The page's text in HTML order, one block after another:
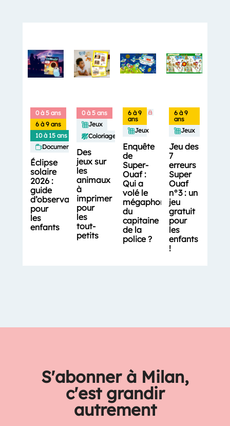
0 à 5 ans
6 à 9 ans
10 à 15 ans
Documentaires
Éclipse
solaire
2026 :
guide
d’observation
pour
les
enfants
0 à 5 ans
Jeux
Coloriages
Des
jeux sur
les
animaux
à
imprimer
pour
les
tout-
petits
6 à 9
ans
Jeux
Enquête
de
Super-
Ouaf :
Qui a
volé le
mégaphone
du
capitaine
de la
police ?
6 à 9
ans
Jeux
Jeu des
7
erreurs
Super
Ouaf
n°3 : un
jeu
gratuit
pour
les
enfants
!
S'abonner à Milan,
c'est grandir
autrement